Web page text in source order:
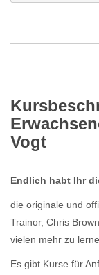
Vogt
Endlich habt Ihr
die originale und
Trainor, Chris
vielen mehr zu
Es gibt Kurse für